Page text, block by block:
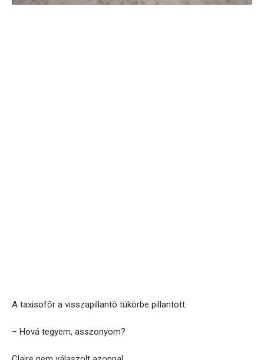
A taxisofőr a visszapillantó tükörbe pillantott.
– Hová tegyem, asszonyom?